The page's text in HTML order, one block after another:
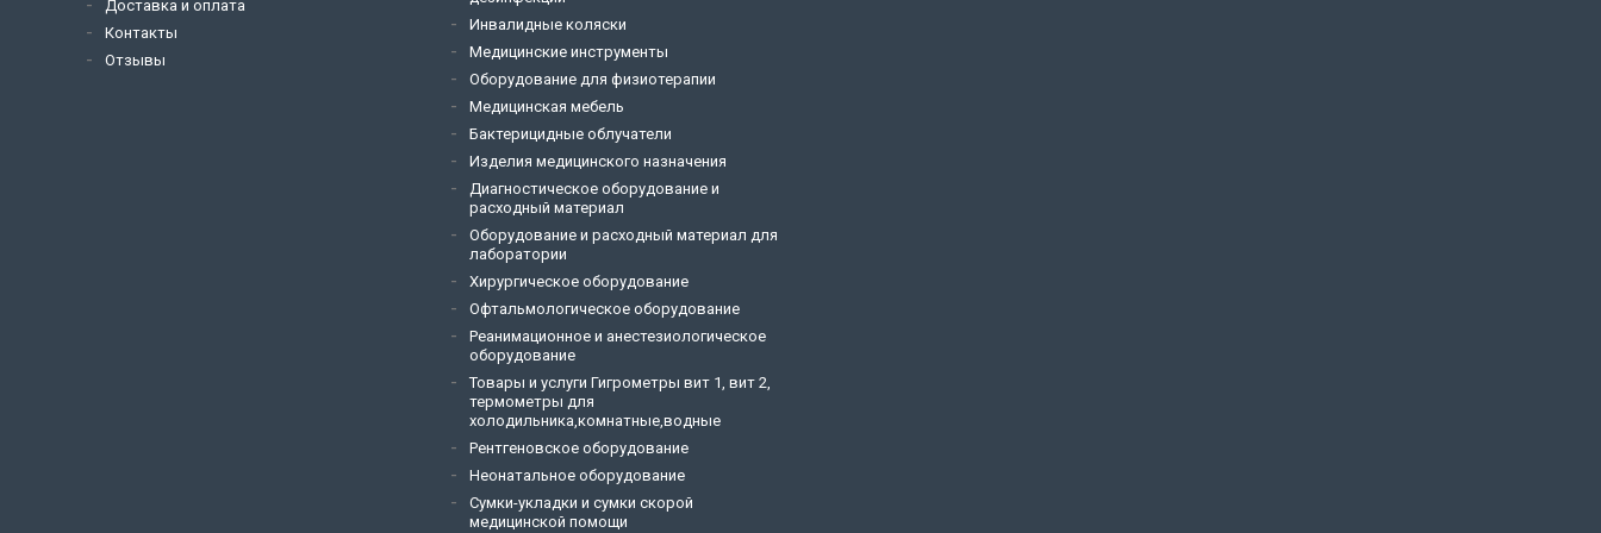
Доставка и оплата
Контакты
Отзывы
Инвалидные коляски
Медицинские инструменты
Оборудование для физиотерапии
Медицинская мебель
Бактерицидные облучатели
Изделия медицинского назначения
Диагностическое оборудование и
расходный материал
Оборудование и расходный материал для
лаборатории
Хирургическое оборудование
Офтальмологическое оборудование
Реанимационное и анестезиологическое
оборудование
Товары и услуги Гигрометры вит 1, вит 2,
термометры для
холодильника,комнатные,водные
Рентгеновское оборудование
Неонатальное оборудование
Сумки-укладки и сумки скорой
медицинской помощи